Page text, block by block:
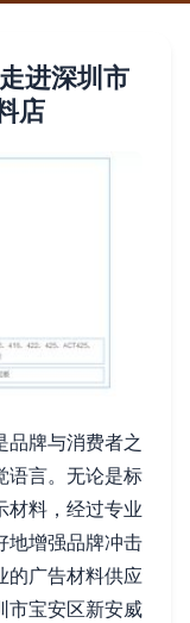
进深圳市
店
品牌与消费者之
语言。无论是标
材料，经过专业
地增强品牌冲击
的广告材料供应
宝安区新安威